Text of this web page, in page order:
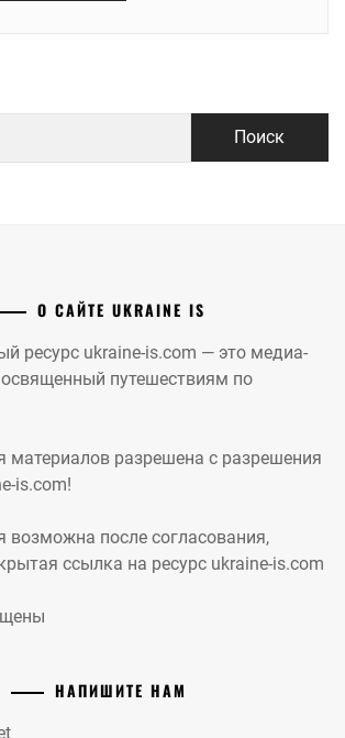
О САЙТЕ UKRAINE IS
ресурс ukraine-is.com — это медиа-
путешествиям по
материалов разрешена с разрешения
is.com!
возможна после согласования,
ссылка на ресурс ukraine-is.com
НАПИШИТЕ НАМ